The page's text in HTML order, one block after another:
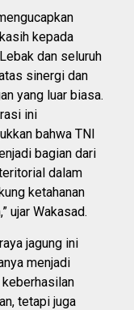
kepada
dan seluruh
sinergi dan
yang luar biasa.
ini
bahwa TNI
bagian dari
dalam
ketahanan
ujar Wakasad.
jagung ini
menjadi
tetapi juga